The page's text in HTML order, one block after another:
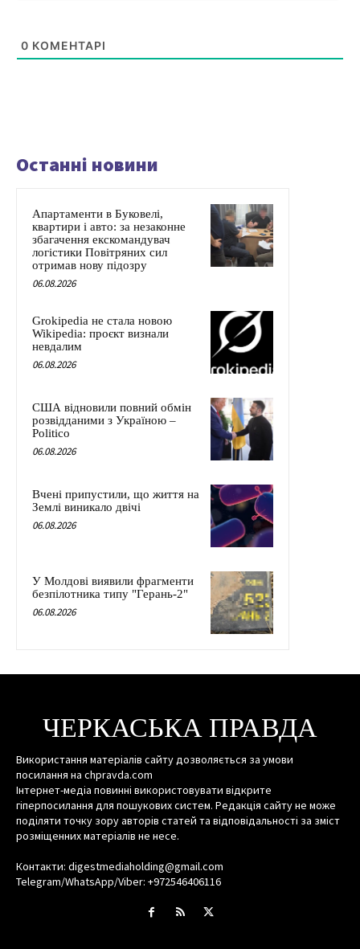
0 КОМЕНТАРІ
Останні новини
Апартаменти в Буковелі,
квартири і авто: за незаконне
збагачення екскомандувач
логістики Повітряних сил
отримав нову підозру
06.08.2026
Grokipedia не стала новою
Wikipedia: проєкт визнали
невдалим
06.08.2026
США відновили повний обмін
розвідданими з Україною –
Politico
06.08.2026
Вчені припустили, що життя на
Землі виникало двічі
06.08.2026
У Молдові виявили фрагменти
безпілотника типу "Герань-2"
06.08.2026
ЧЕРКАСЬКА ПРАВДА
Використання матеріалів сайту дозволяється за умови
посилання на chpravda.com
Інтернет-медіа повинні використовувати відкрите
гіперпосилання для пошукових систем. Редакція сайту не може
поділяти точку зору авторів статей та відповідальності за зміст
розміщенних матеріалів не несе.
Контакти: digestmediaholding@gmail.com
Telegram/WhatsApp/Viber: +972546406116